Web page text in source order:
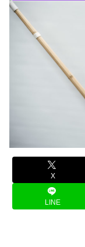
X
LINE